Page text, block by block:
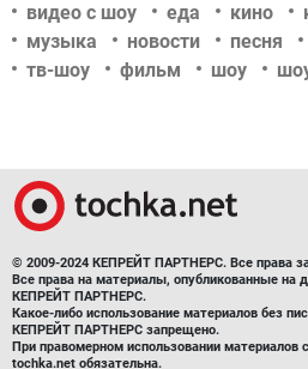
видео с шоу
еда кино
музыка
новости песня
тв-шоу
фильм шоу
© 2009-2024 КЕПРЕЙТ ПАРТНЕРС. Все права
Все права на материалы, опубликованные на
КЕПРЕЙТ ПАРТНЕРС.
Какое-либо использование материалов без
КЕПРЕЙТ ПАРТНЕРС запрещено.
При правомерном использовании материалов
tochka.net обязательна.